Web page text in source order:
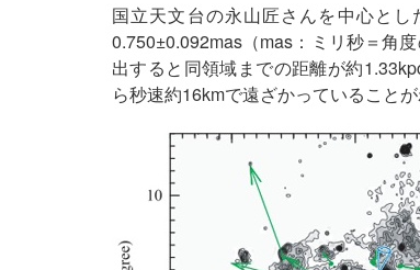
国立天文台の永山匠さんを中心と
0.750±0.092mas（mas：ミリ秒＝角
出すると同領域までの距離が約
ら秒速約16kmで遠ざかっていることが